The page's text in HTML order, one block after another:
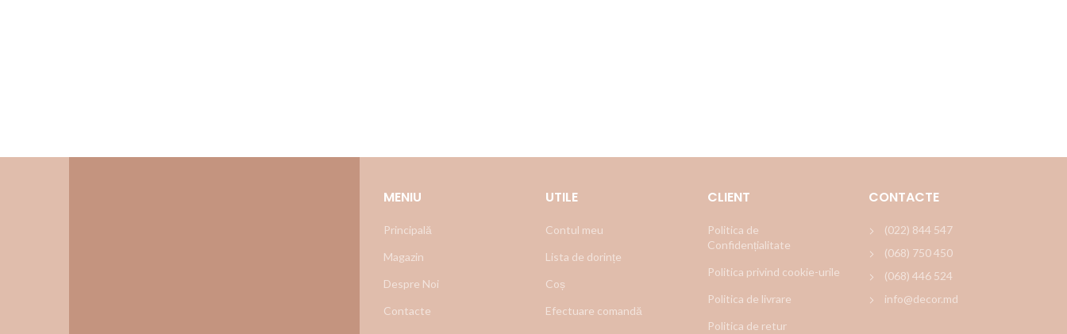
MENIU
Principală
Magazin
Despre Noi
Contacte
UTILE
Contul meu
Lista de dorințe
Coș
Efectuare comandă
CLIENT
Politica de
Confidențialitate
Politica privind cookie-urile
Politica de livrare
Politica de retur
CONTACTE
(022) 844 547
(068) 750 450
(068) 446 524
info@decor.md